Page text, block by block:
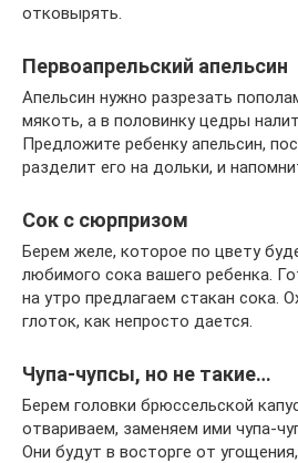
отковырять.
Первоапрельский апельсин
Апельсин нужно разрезать
мякоть, а в половинку цедры
Предложите ребенку апельсин,
разделит его на дольки, и
Сок с сюрпризом
Берем желе, которое по цвету
любимого сока вашего ребенка.
на утро предлагаем стакан сока.
глоток, как непросто дается.
Чупа-чупсы, но не такие…
Берем головки брюссельской
отвариваем, заменяем ими чупа-
Они будут в восторге от